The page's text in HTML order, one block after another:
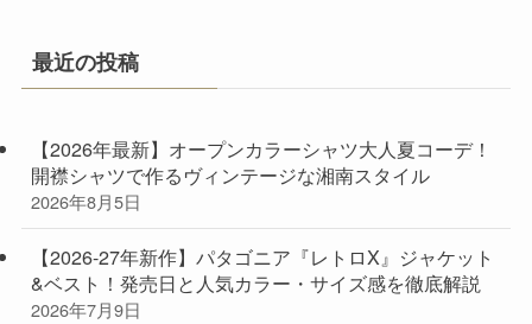
最近の投稿
【2026年最新】オープンカラーシャツ大人夏コーデ！
開襟シャツで作るヴィンテージな湘南スタイル
2026年8月5日
【2026-27年新作】パタゴニア『レトロX』ジャケット
&ベスト！発売日と人気カラー・サイズ感を徹底解説
2026年7月9日